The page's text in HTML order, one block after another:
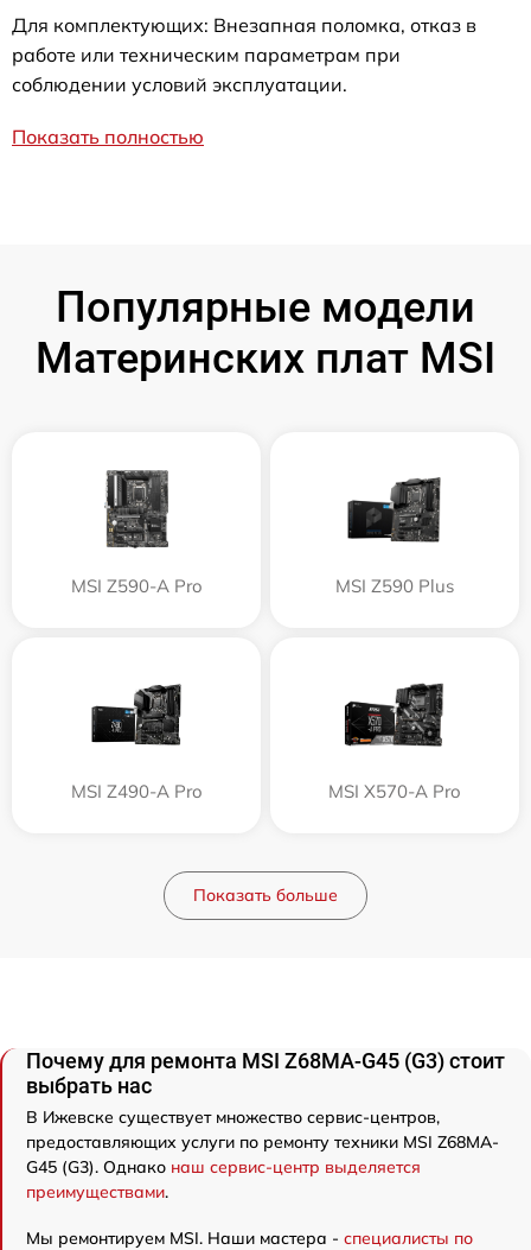
Для комплектующих: Внезапная поломка, отказ в
работе или техническим параметрам при
соблюдении условий эксплуатации.
Показать полностью
Популярные модели
Материнских плат MSI
MSI Z590-A Pro MSI Z590 Plus
MSI Z490-A Pro MSI X570-A Pro
Показать больше
Почему для ремонта MSI Z68MA-G45 (G3) стоит
выбрать нас
В Ижевске существует множество сервис-центров,
предоставляющих услуги по ремонту техники MSI Z68MA-
G45 (G3). Однако наш сервис-центр выделяется
преимуществами.
Мы ремонтируем MSI. Наши мастера - специалисты по